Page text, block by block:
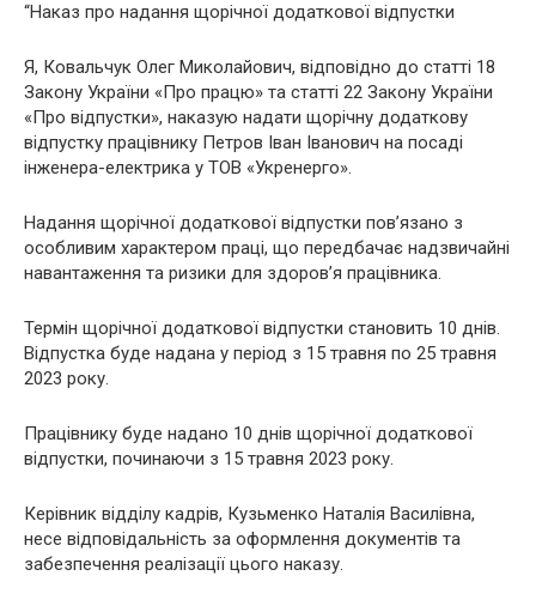
“Наказ про надання щорічної додаткової відпустки
Я, Ковальчук Олег Миколайович, відповідно до статті 18
Закону України «Про працю» та статті 22 Закону України
«Про відпустки», наказую надати щорічну додаткову
відпустку працівнику Петров Іван Іванович на посаді
інженера-електрика у ТОВ «Укренерго».
Надання щорічної додаткової відпустки пов’язано з
особливим характером праці, що передбачає надзвичайні
навантаження та ризики для здоров’я працівника.
Термін щорічної додаткової відпустки становить 10 днів.
Відпустка буде надана у період з 15 травня по 25 травня
2023 року.
Працівнику буде надано 10 днів щорічної додаткової
відпустки, починаючи з 15 травня 2023 року.
Керівник відділу кадрів, Кузьменко Наталія Василівна,
несе відповідальність за оформлення документів та
забезпечення реалізації цього наказу.